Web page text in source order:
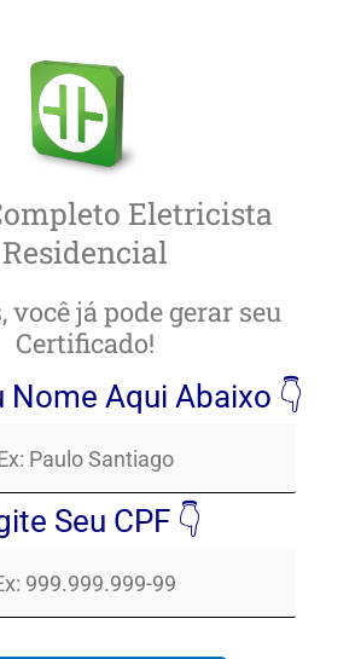
Ir
para
o
conteúdo
Eletricista
Residencial
você já pode gerar seu
Certificado!
Nome Aqui Abaixo 👇
Seu CPF 👇